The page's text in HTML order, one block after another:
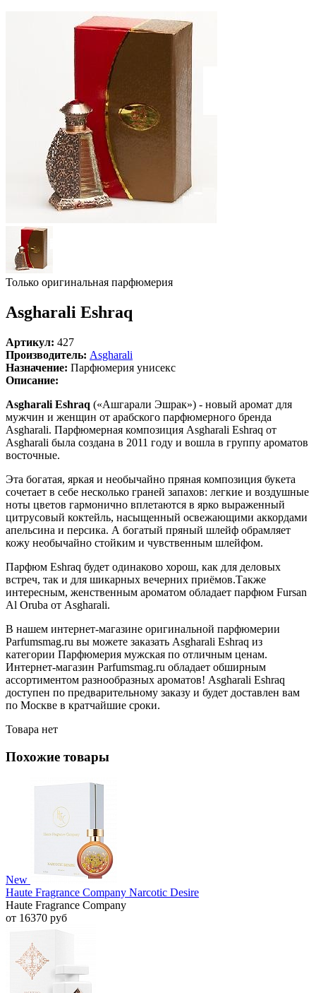
Только оригинальная парфюмерия
Asgharali Eshraq
Артикул: 427
Производитель: Asgharali
Назначение: Парфюмерия унисекс
Описание:
Asgharali Eshraq («Ашгарали Эшрак») - новый аромат для
мужчин и женщин от арабского парфюмерного бренда
Asgharali. Парфюмерная композиция Asgharali Eshraq от
Asgharali была создана в 2011 году и вошла в группу ароматов
восточные.
Эта богатая, яркая и необычайно пряная композиция букета
сочетает в себе несколько граней запахов: легкие и воздушные
ноты цветов гармонично вплетаются в ярко выраженный
цитрусовый коктейль, насыщенный освежающими аккордами
апельсина и персика. А богатый пряный шлейф обрамляет
кожу необычайно стойким и чувственным шлейфом.
Парфюм Eshraq будет одинаково хорош, как для деловых
встреч, так и для шикарных вечерних приёмов.Также
интересным, женственным ароматом обладает парфюм Fursan
Al Oruba от Asgharali.
В нашем интернет-магазине оригинальной парфюмерии
Parfumsmag.ru вы можете заказать Asgharali Eshraq из
категории Парфюмерия мужская по отличным ценам.
Интернет-магазин Parfumsmag.ru обладает обширным
ассортиментом разнообразных ароматов! Asgharali Eshraq
доступен по предварительному заказу и будет доставлен вам
по Москве в кратчайшие сроки.
Товара нет
Похожие товары
New
Haute Fragrance Company Narcotic Desire
Haute Fragrance Company
от 16370 руб